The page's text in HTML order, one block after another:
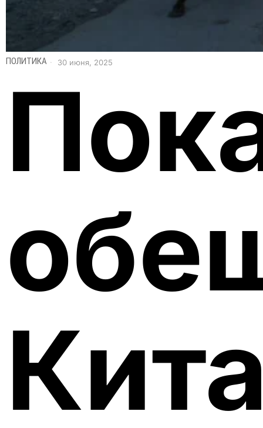
ПОЛИТИКА 30 июня, 2025